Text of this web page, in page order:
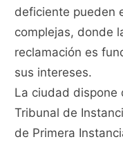
deficiente pueden
complejas, donde
reclamación es
sus intereses.
La ciudad dispone
Tribunal de
de Primera